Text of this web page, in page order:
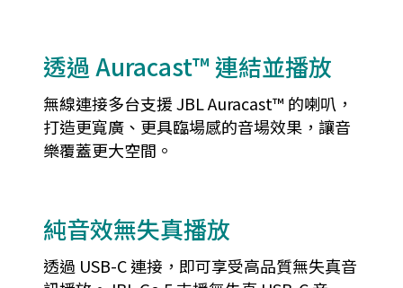
透過 Auracast™ 連結並播放
無線連接多台支援 JBL Auracast™ 的喇叭，
打造更寬廣、更具臨場感的音場效果，讓音
樂覆蓋更大空間。
純音效無失真播放
透過 USB-C 連接，即可享受高品質無失真音